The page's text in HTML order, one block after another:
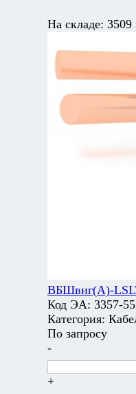
На складе: 3509
ВБШвнг(А)-
Код ЭА: 3357-
Категория:
По запросу
-
+